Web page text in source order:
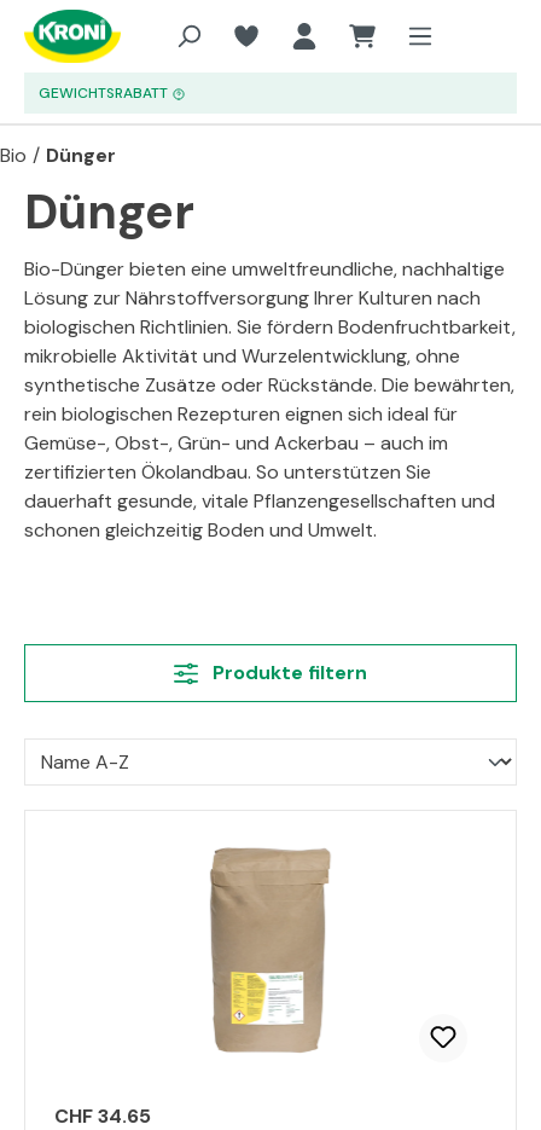
Zum Hauptinhalt springen
GEWICHTSRABATT
Bio / Dünger
Dünger
Bio-Dünger bieten eine umweltfreundliche, nachhaltige
Lösung zur Nährstoffversorgung Ihrer Kulturen nach
biologischen Richtlinien. Sie fördern Bodenfruchtbarkeit,
mikrobielle Aktivität und Wurzelentwicklung, ohne
synthetische Zusätze oder Rückstände. Die bewährten,
rein biologischen Rezepturen eignen sich ideal für
Gemüse-, Obst-, Grün- und Ackerbau – auch im
zertifizierten Ökolandbau. So unterstützen Sie
dauerhaft gesunde, vitale Pflanzengesellschaften und
schonen gleichzeitig Boden und Umwelt.
Produkte filtern
CHF 34.65